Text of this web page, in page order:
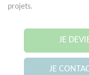
projets.
JE
JE